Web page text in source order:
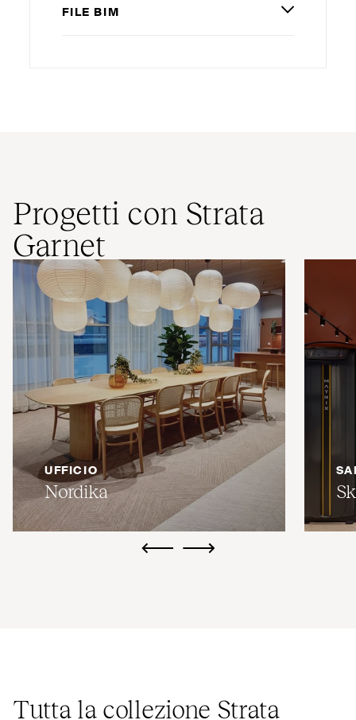
FILE BIM
Progetti con Strata
Garnet
UFFICIO
Nordika
ui.previousui.next
Tutta la collezione Strata